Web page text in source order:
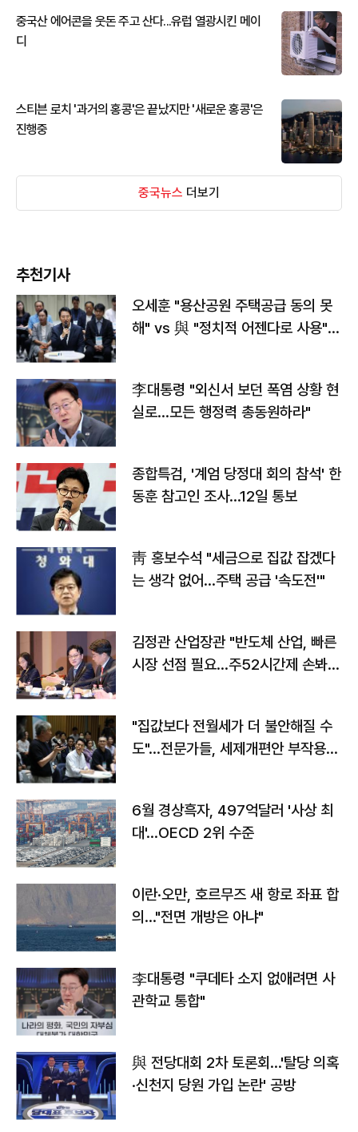
중국산 에어콘을 웃돈 주고 산다...유럽 열광시킨 메이
디
스티븐 로치 '과거의 홍콩'은 끝났지만 '새로운 홍콩'은
진행중
중국뉴스 더보기
추천기사
오세훈 "용산공원 주택공급 동의 못
해" vs 與 "정치적 어젠다로 사용"
李대통령 "외신서 보던 폭염 상황 현
실로…모든 행정력 총동원하라"
종합특검, '계엄 당정대 회의 참석' 한
동훈 참고인 조사...12일 통보
靑 홍보수석 "세금으로 집값 잡겠다
는 생각 없어…주택 공급 '속도전'"
김정관 산업장관 "반도체 산업, 빠른
시장 선점 필요…주52시간제 손봐
"집값보다 전월세가 더 불안해질 수
도"…전문가들, 세제개편안 부작용
6월 경상흑자, 497억달러 '사상 최
대'…OECD 2위 수준
이란·오만, 호르무즈 새 항로 좌표 합
의…"전면 개방은 아냐"
李대통령 "쿠데타 소지 없애려면 사
관학교 통합"
與 전당대회 2차 토론회…'탈당 의혹
·신천지 당원 가입 논란' 공방